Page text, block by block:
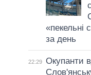
«пекельні
за день
22:29 Окупанти